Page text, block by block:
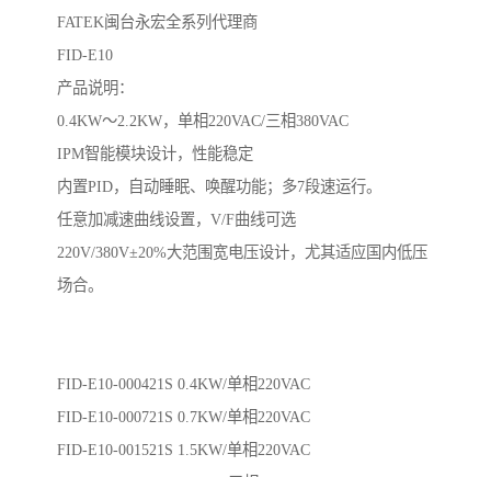
FATEK闽台永宏全系列代理商
FID-E10
产品说明：
0.4KW～2.2KW，单相220VAC/三相380VAC
IPM智能模块设计，性能稳定
内置PID，自动睡眠、唤醒功能；多7段速运行。
任意加减速曲线设置，V/F曲线可选
220V/380V±20%大范围宽电压设计，尤其适应国内低压
场合。
FID-E10-000421S 0.4KW/单相220VAC
FID-E10-000721S 0.7KW/单相220VAC
FID-E10-001521S 1.5KW/单相220VAC